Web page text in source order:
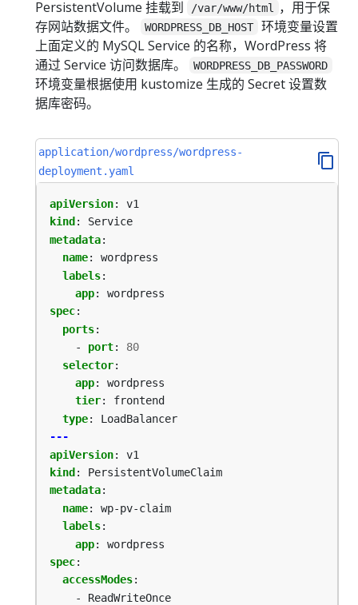
PersistentVolume 挂载到 /var/www/html
，用于保
存网站数据文件。
WORDPRESS_DB_HOST 环境变量设置
上面定义的 MySQL Service 的名称，WordPress 将
通过 Service 访问数据库。
WORDPRESS_DB_PASSWORD
环境变量根据使用 kustomize 生成的 Secret 设置数
据库密码。
application/wordpress/wordpress-
deployment.yaml
apiVersion:
v1
kind :
Service
metadata:
name:
wordpress
labels:
app:
wordpress
spec:
ports:
- port:
80
selector:
app:
wordpress
tier:
frontend
type:
LoadBalancer
---
apiVersion:
v1
kind :
PersistentVolumeClaim
metadata:
name:
wp-pv-claim
labels:
app:
wordpress
spec:
accessModes:
- ReadWriteOnce